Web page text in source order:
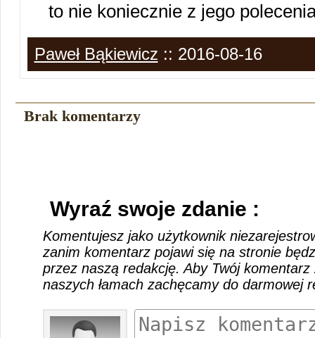
to nie koniecznie z jego
Paweł Bąkiewicz :: 2016-08-16
Brak komentarzy
Wyraź swoje zdanie :
Komentujesz jako użytkownik
zanim komentarz pojawi się na stronie
przez naszą redakcję. Aby Twój
naszych łamach zachęcamy do darmowej